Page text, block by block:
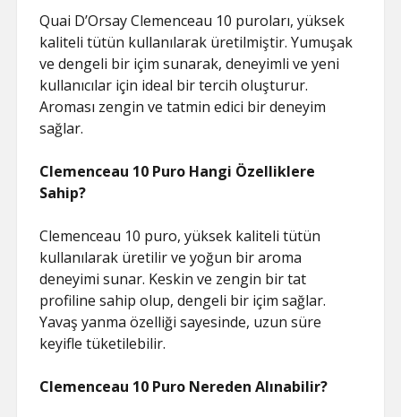
Quai D’Orsay Clemenceau 10 puroları, yüksek
kaliteli tütün kullanılarak üretilmiştir. Yumuşak
ve dengeli bir içim sunarak, deneyimli ve yeni
kullanıcılar için ideal bir tercih oluşturur.
Aroması zengin ve tatmin edici bir deneyim
sağlar.
Clemenceau 10 Puro Hangi Özelliklere
Sahip?
Clemenceau 10 puro, yüksek kaliteli tütün
kullanılarak üretilir ve yoğun bir aroma
deneyimi sunar. Keskin ve zengin bir tat
profiline sahip olup, dengeli bir içim sağlar.
Yavaş yanma özelliği sayesinde, uzun süre
keyifle tüketilebilir.
Clemenceau 10 Puro Nereden Alınabilir?